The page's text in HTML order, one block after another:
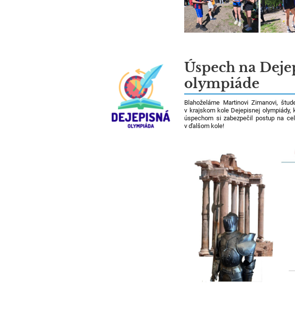
Úspech na
olympiáde
Blahoželáme Martinovi Zimanovi,
v krajskom kole Dejepisnej
úspechom si zabezpečil postup na
v ďalšom kole!